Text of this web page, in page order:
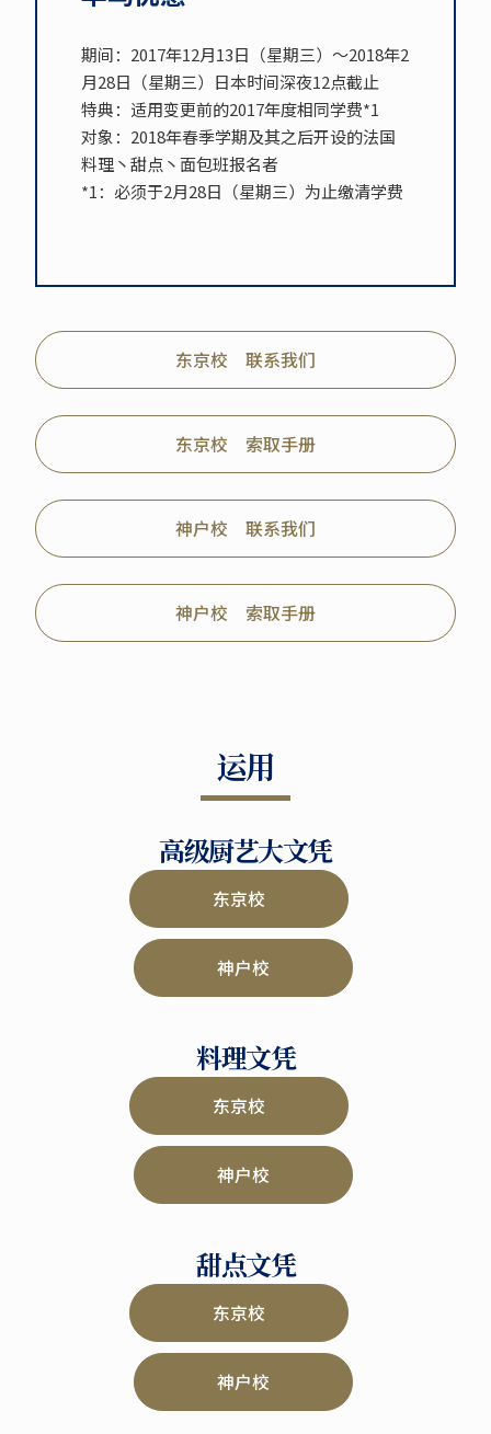
期间：2017年12月13日（星期三）～2018年2
月28日（星期三）日本时间深夜12点截止
特典：适用变更前的2017年度相同学费*1
对象：2018年春季学期及其之后开设的法国
料理丶甜点丶面包班报名者
*1：必须于2月28日（星期三）为止缴清学费
东京校 联系我们
东京校 索取手册
神户校 联系我们
神户校 索取手册
运用
高级厨艺大文凭
东京校
神户校
料理文凭
东京校
神户校
甜点文凭
东京校
神户校